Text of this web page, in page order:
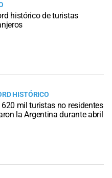
histórico de turistas
HISTÓRICO
620 mil turistas no residentes
la Argentina durante abril